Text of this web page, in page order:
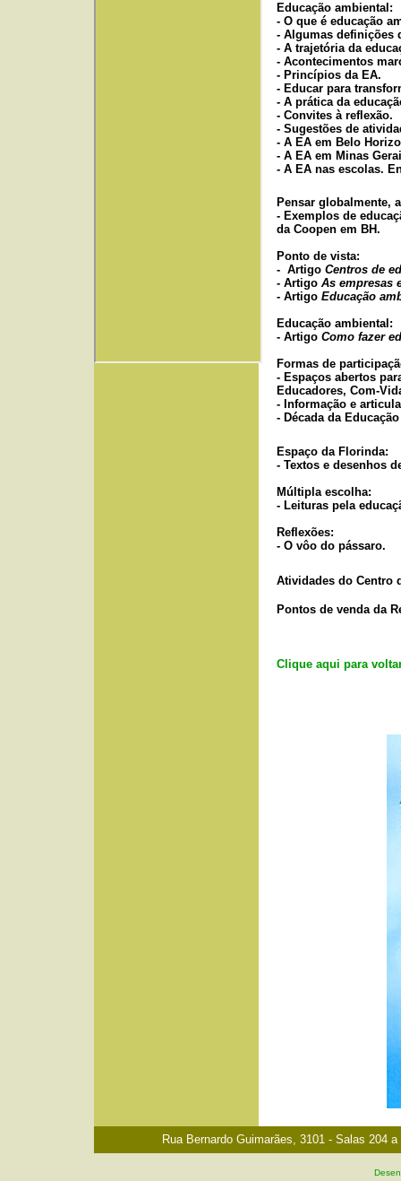
Educação ambiental:
- O que é educação
- Algumas definições
- A trajetória da
- Acontecimentos
- Princípios da EA.
- Educar para
- A prática da
- Convites à reflexão.
- Sugestões de
- A EA em Belo
- A EA em Minas
- A EA nas escolas.
Pensar globalmente,
- Exemplos de
da Coopen em BH.
Ponto de vista:
- Artigo Centros de
- Artigo As empresas
- Artigo Educação
Educação ambiental:
- Artigo Como fazer
Formas de
- Espaços abertos
Educadores, Com-
- Informação e
- Década da
Espaço da Florinda:
- Textos e desenhos
Múltipla escolha:
- Leituras pela
Reflexões:
- O vôo do pássaro.
Atividades do Centro
Pontos de venda da
Clique aqui para
Rua Bernardo Guimarães, 3101 - Salas 204